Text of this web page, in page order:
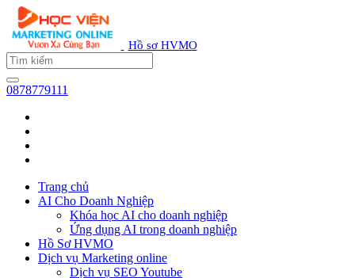
Hồ sơ HVMO
0878779111
Trang chủ
AI Cho Doanh Nghiệp
Khóa học AI cho doanh nghiệp
Ứng dụng AI trong doanh nghiệp
Hồ Sơ HVMO
Dịch vụ Marketing online
Dịch vụ SEO Youtube